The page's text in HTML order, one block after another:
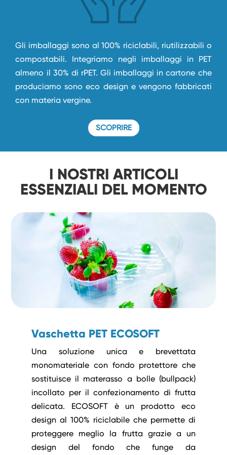
Gli imballaggi sono al 100% riciclabili, riutilizzabili o
compostabili. Integriamo negli imballaggi in PET
almeno il 30% di rPET. Gli imballaggi in cartone che
produciamo sono eco design e vengono fabbricati
con materia vergine.
SCOPRIRE
I NOSTRI ARTICOLI
ESSENZIALI DEL MOMENTO
Vaschetta PET ECOSOFT
Una soluzione unica e brevettata
monomateriale con fondo protettore che
sostituisce il materasso a bolle (bullpack)
incollato per il confezionamento di frutta
delicata. ECOSOFT è un prodotto eco
design al 100% riciclabile che permette di
proteggere meglio la frutta grazie a un
design del fondo che funge da